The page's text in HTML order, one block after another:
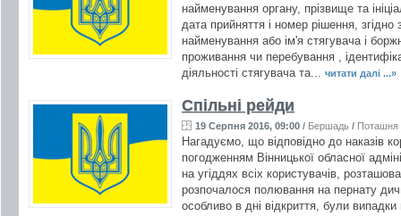
найменування органу, прізвище та
дата прийняття і номер рішення,
найменування або ім'я стягувача і
проживання чи перебування ,
діяльності стягувача та...
читати далі ...»
Спільні рейди
19 Серпня 2016, 09:00 / Бершадь / Поташня
Нагадуємо, що відповідно до наказів
погодженням Вінницької обласної
на угіддях всіх користувачів,
розпочалося полювання на пернату
особливо в дні відкриття, були